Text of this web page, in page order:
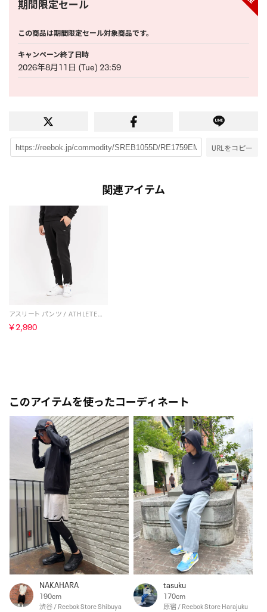
期間限定セール
この商品は期間限定セール対象商品です。
キャンペーン終了日時
2026年8月11日 (Tue) 23:59
URLをコピー
関連アイテム
アスリート パンツ / ATHLETE PANT （ブラック）
￥2,990
このアイテムを使ったコーディネート
NAKAHARA
190cm
渋谷 / Reebok Store Shibuya
tasuku
170cm
原宿 / Reebok Store Harajuku